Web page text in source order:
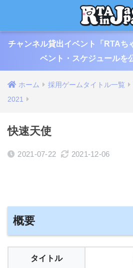
チャンネル貸出イベント「RTAち
ベント・スケジュールを
ホーム 採用ゲームタイトル一覧
2021
快速天使
2021-07-22 2021-12-06
概要
タイトル